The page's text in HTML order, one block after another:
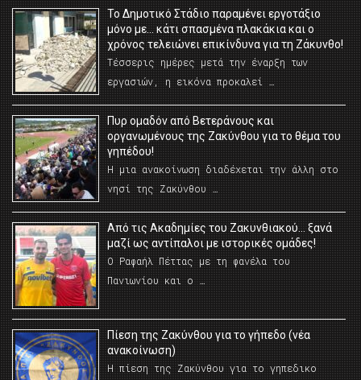
Το Δημοτικό Στάδιο παραμένει εργοτάξιο
μόνο με… κάτι σπασμένα πλακάκια και ο
χρόνος τελειώνει επικίνδυνα για τη Ζάκυνθο!
Τέσσερις ημέρες μετά την έναρξη των
εργασιών, η εικόνα προκαλεί …
Πυρ ομαδόν από Βετεράνους και
οργανωμένους της Ζακύνθου για το θέμα του
γηπέδου!
Η μια ανακοίνωση διαδέχεται την άλλη στο
νησί της Ζακύνθου …
Από τις Ακαδημίες του Ζακυνθιακού… ξανά
μαζί ως αντίπαλοι με ιστορικές ομάδες!
Ο Ραφαήλ Πέττας με τη φανέλα του
Πανιωνίου και ο …
Πίεση της Ζακύνθου για το γήπεδο (νέα
ανακοίνωση)
Η πίεση της Ζακύνθου για το γηπεδικο